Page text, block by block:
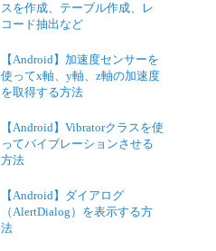
スを作成、テーブル作成、レ
コード抽出など
【Android】加速度センサーを
使ってx軸、y軸、z軸の加速度
を取得する方法
【Android】Vibratorクラスを使
ってバイブレーションさせる
方法
【Android】ダイアログ
（AlertDialog）を表示する方
法